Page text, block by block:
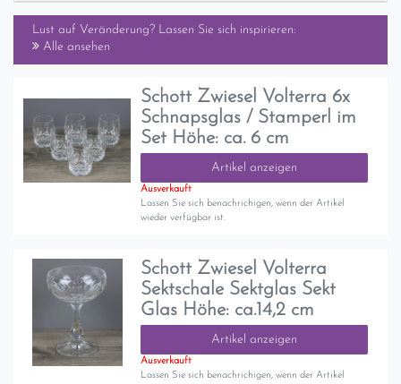
Lust auf Veränderung? Lassen Sie sich inspirieren:
Alle ansehen
Schott Zwiesel Volterra 6x
Schnapsglas / Stamperl im
Set Höhe: ca. 6 cm
Artikel anzeigen
Ausverkauft
Lassen Sie sich benachrichigen, wenn der Artikel
wieder verfügbar ist.
Schott Zwiesel Volterra
Sektschale Sektglas Sekt
Glas Höhe: ca.14,2 cm
Artikel anzeigen
Ausverkauft
Lassen Sie sich benachrichigen, wenn der Artikel